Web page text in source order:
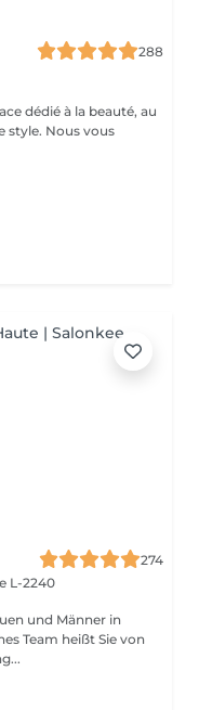
288
dédié à la beauté, au
vous
274
L-2240
und Männer in
Team heißt Sie von